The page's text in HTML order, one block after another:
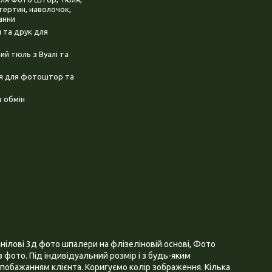
наволочок,
та друк для
тюль з Вуалі та
для фотоштор та
обмін
3д фото шпалери на флізеліновій основі, Фото
Під індивідуальний розмір і з будь-яким
клієнта. Коригуємо колір зображення. Кілька